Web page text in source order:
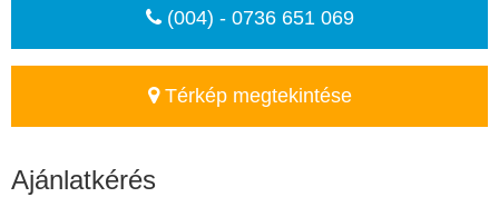
(004) - 0736 651 069
Térkép megtekintése
Ajánlatkérés